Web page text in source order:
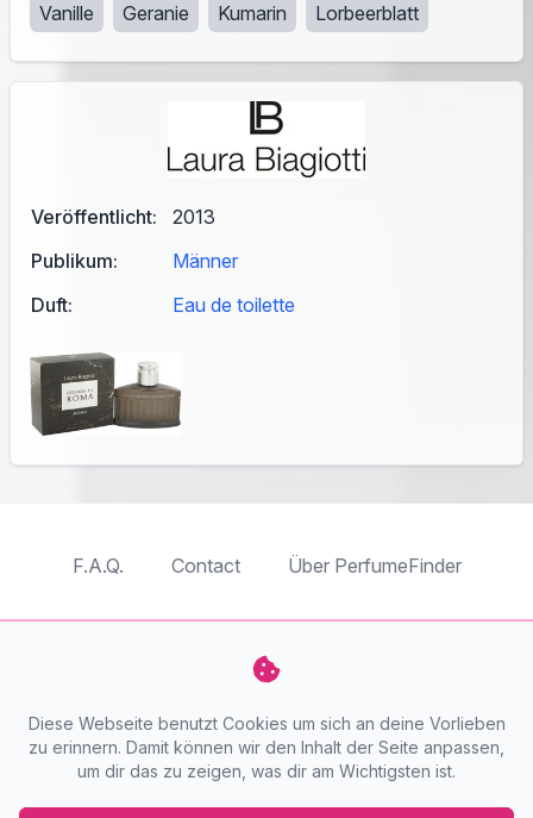
Veröffentlicht:
2013
Publikum:
Männer
Duft:
Eau de toilette
Vanille Geranie Kumarin Lorbeerblatt
F.A.Q. Contact Über PerfumeFinder
PerfumeFinder
Diese Webseite benutzt Cookies um sich an deine Vorlieben
zu erinnern. Damit können wir den Inhalt der Seite anpassen,
um dir das zu zeigen, was dir am Wichtigsten ist.